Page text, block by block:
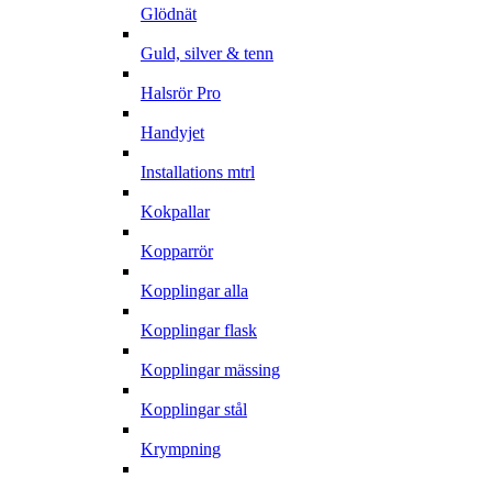
Glödnät
Guld, silver & tenn
Halsrör Pro
Handyjet
Installations mtrl
Kokpallar
Kopparrör
Kopplingar alla
Kopplingar flask
Kopplingar mässing
Kopplingar stål
Krympning